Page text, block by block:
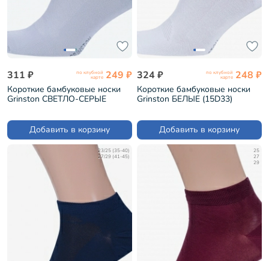
311 ₽ по клубной
карте 249 ₽
Короткие бамбуковые носки
Grinston СВЕТЛО-СЕРЫЕ
Добавить в корзину
324 ₽ по клубной
карте 248 ₽
Короткие бамбуковые носки
Grinston БЕЛЫЕ (15D33)
Добавить в корзину
23/25 (35-40)
27/29 (41-45)
25
27
29